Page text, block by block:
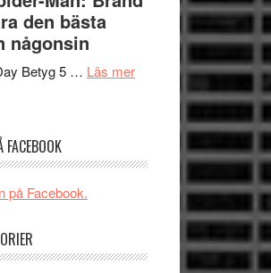
mörker
imponerande
skådespelare
den bästa
någonsin
Betyg 5 … Läs merom
Filmrecension:
vara
FACEBOOK
på Facebook.